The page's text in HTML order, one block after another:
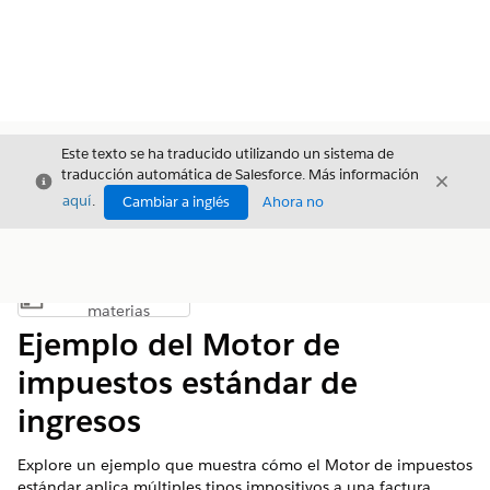
Cerrar
Este texto se ha traducido utilizando un sistema de
traducción automática de Salesforce. Más información
aquí. Cambiar a inglés Ahora no
Cerrar
Mostrar índice de materias
materias
Ejemplo del Motor de
impuestos estándar de
ingresos
Explore un ejemplo que muestra cómo el Motor de impuestos